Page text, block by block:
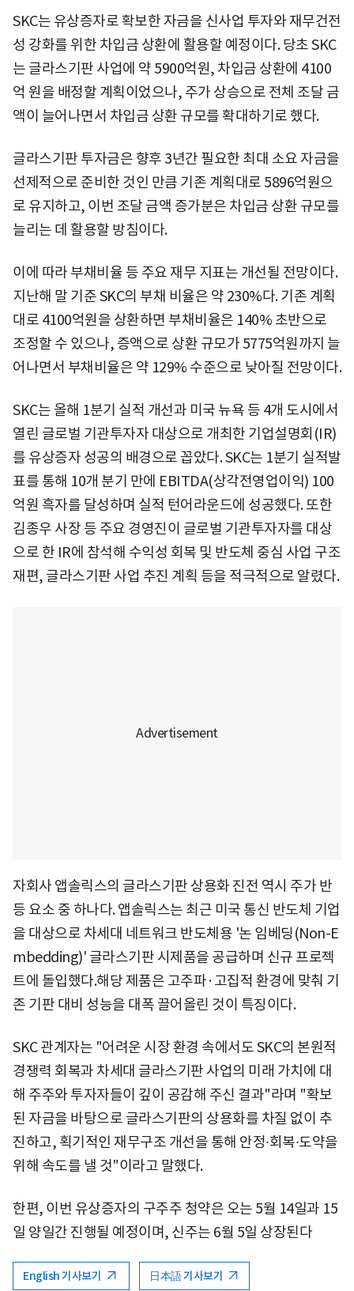
SKC는 유상증자로 확보한 자금을 신사업 투자와 재무건전
성 강화를 위한 차입금 상환에 활용할 예정이다. 당초 SKC
는 글라스기판 사업에 약 5900억원, 차입금 상환에 4100
억 원을 배정할 계획이었으나, 주가 상승으로 전체 조달 금
액이 늘어나면서 차입금 상환 규모를 확대하기로 했다.
글라스기판 투자금은 향후 3년간 필요한 최대 소요 자금을
선제적으로 준비한 것인 만큼 기존 계획대로 5896억원으
로 유지하고, 이번 조달 금액 증가분은 차입금 상환 규모를
늘리는 데 활용할 방침이다.
이에 따라 부채비율 등 주요 재무 지표는 개선될 전망이다.
지난해 말 기준 SKC의 부채 비율은 약 230%다. 기존 계획
대로 4100억원을 상환하면 부채비율은 140% 초반으로
조정할 수 있으나, 증액으로 상환 규모가 5775억원까지 늘
어나면서 부채비율은 약 129% 수준으로 낮아질 전망이다.
SKC는 올해 1분기 실적 개선과 미국 뉴욕 등 4개 도시에서
열린 글로벌 기관투자자 대상으로 개최한 기업설명회(IR)
를 유상증자 성공의 배경으로 꼽았다. SKC는 1분기 실적발
표를 통해 10개 분기 만에 EBITDA(상각전영업이익) 100
억원 흑자를 달성하며 실적 턴어라운드에 성공했다. 또한
김종우 사장 등 주요 경영진이 글로벌 기관투자자를 대상
으로 한 IR에 참석해 수익성 회복 및 반도체 중심 사업 구조
재편, 글라스기판 사업 추진 계획 등을 적극적으로 알렸다.
자회사 앱솔릭스의 글라스기판 상용화 진전 역시 주가 반
등 요소 중 하나다. 앱솔릭스는 최근 미국 통신 반도체 기업
을 대상으로 차세대 네트워크 반도체용 '논 임베딩(Non-E
mbedding)' 글라스기판 시제품을 공급하며 신규 프로젝
트에 돌입했다.해당 제품은 고주파·고집적 환경에 맞춰 기
존 기판 대비 성능을 대폭 끌어올린 것이 특징이다.
SKC 관계자는 "어려운 시장 환경 속에서도 SKC의 본원적
경쟁력 회복과 차세대 글라스기판 사업의 미래 가치에 대
해 주주와 투자자들이 깊이 공감해 주신 결과"라며 "확보
된 자금을 바탕으로 글라스기판의 상용화를 차질 없이 추
진하고, 획기적인 재무구조 개선을 통해 안정∙회복∙도약을
위해 속도를 낼 것"이라고 말했다.
한편, 이번 유상증자의 구주주 청약은 오는 5월 14일과 15
일 양일간 진행될 예정이며, 신주는 6월 5일 상장된다
English 기사보기 日本語 기사보기